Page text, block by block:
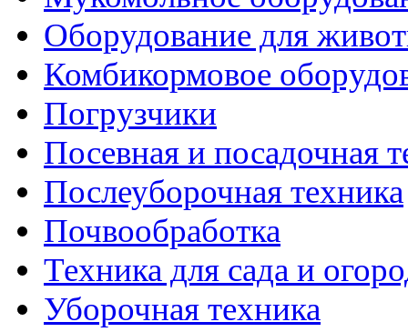
Оборудование для
Комбикормовое
Погрузчики
Посевная и посадочная
Послеуборочная техника
Почвообработка
Техника для сада и
Уборочная техника